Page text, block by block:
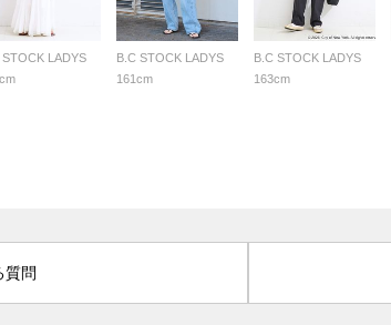
STOCK LADYS
B.C STOCK LADYS
161cm
B.C STOCK LADYS
163cm
質問